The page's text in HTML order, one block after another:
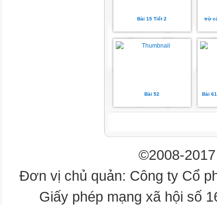
2 700
? 000
900 000
Bài 15 Tiết 2 trừ
Bài 52 Bài
©2008-
Đơn vị chủ quản: Công ty Cổ
Giấy phép mạng xã hội số